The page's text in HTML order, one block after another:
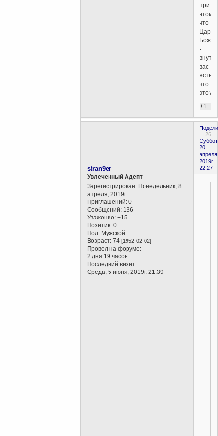
при
этом,
что
Божие
-
внутри
вас
есть,
что
это?
+1
26
20
апреля,
2019г.
22:27
stran9er
Увлеченный Адепт
Зарегистрирован: Понедельник, 8
апреля, 2019г.
Приглашений: 0
Сообщений: 136
Уважение: +15
Позитив: 0
Пол: Мужской
Возраст: 74[1952-02-02]
Провел на форуме:
2 дня 19 часов
Последний визит:
Среда, 5 июня, 2019г. 21:39